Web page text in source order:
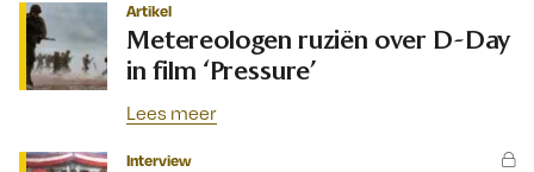
Artikel
Metereologen ruziën over D-Day
in film ‘Pressure’
Lees meer
Interview